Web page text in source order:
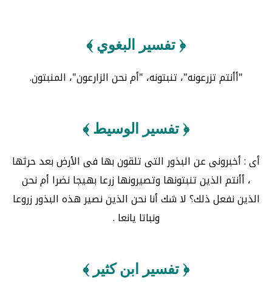
﴿ تفسير البغوي ﴾
"أأنتم تزرعونه"، تنبتونه، "أم نحن الزارعون"، المنبتون.
﴿ تفسير الوسيط ﴾
أى : أخبرونى عن البذور التى تلقون بها فى الأرض بعد حرثها
، أأنتم الذين تنبتونها وتصيرونها زرعا بهيجا نضرا أم نحن
الذين نفعل ذلك؟ لا شك أنا نحن الذين نصير هذه البذور زروعا
ونباتا يانعا .
﴿ تفسير ابن كثير ﴾